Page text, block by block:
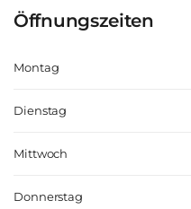
Öffnungszeiten
Montag
Dienstag
Mittwoch
Donnerstag